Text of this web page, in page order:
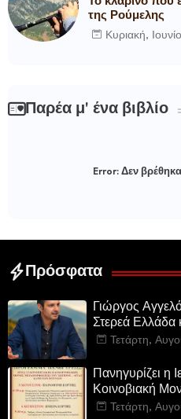
της Ρούμελης
Κυριακή,
Παρέα μ' ένα βιβλίο
Error:Δεν
Πρόσφατα
Γιώργος
Στερεά Ελλάδα
Περιφερειακή
Τετάρτη,
Πανηγυρίζει η
Κοινοβιακή
Σωτήρος
Τετάρτη,